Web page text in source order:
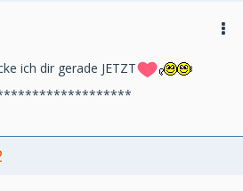
ich dir gerade JETZT